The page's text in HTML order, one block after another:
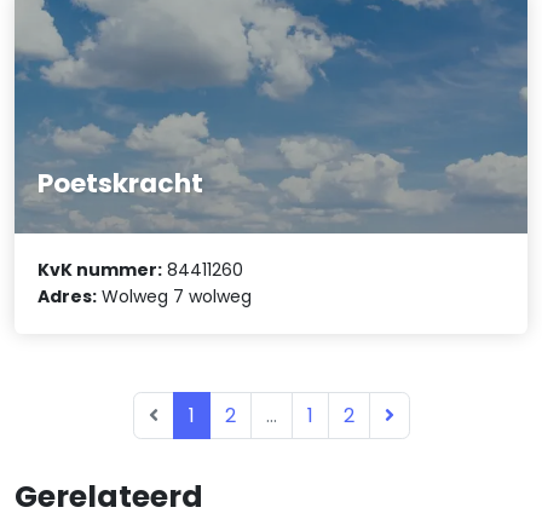
Gerelateerd
Poetskracht
KvK nummer: 84411260
Adres: Wolweg 7 wolweg
1 2 ... 1 2